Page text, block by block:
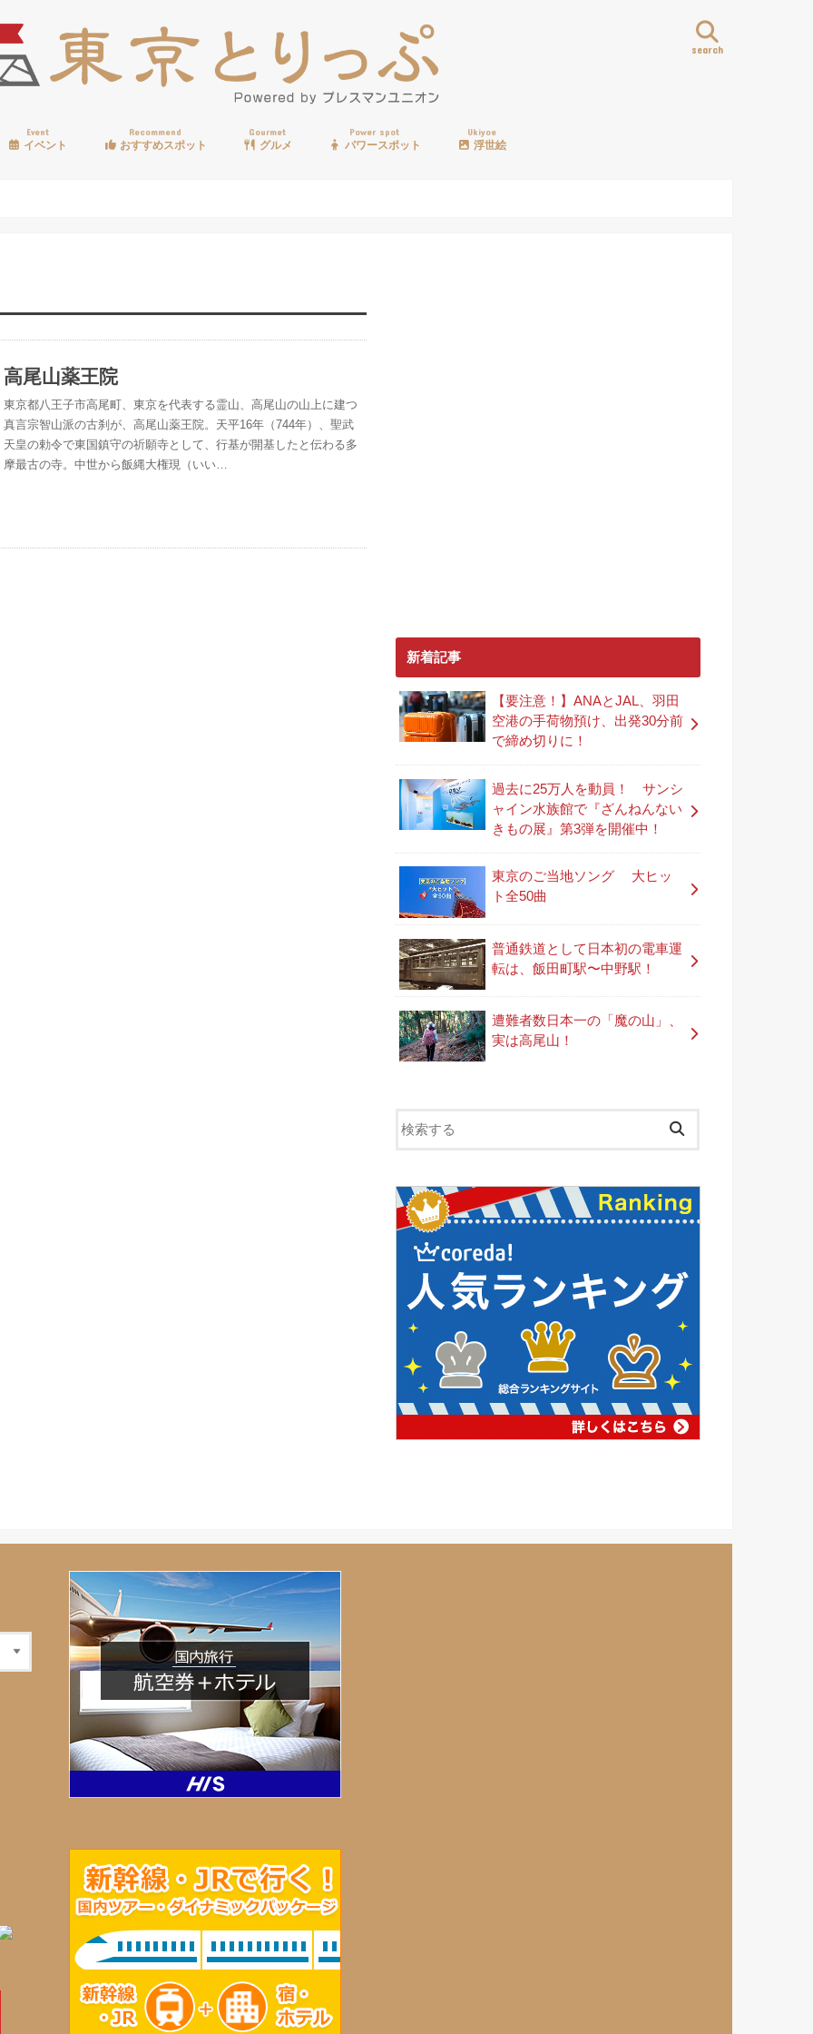
search
Event
イベント
Recommend
おすすめスポット
Gourmet
グルメ
Power spot
パワースポット
Ukiyoe
浮世絵
高尾山薬王院
東京都八王子市高尾町、東京を代表する霊山、高尾山の山上に建つ
真言宗智山派の古刹が、高尾山薬王院。天平16年（744年）、聖武
天皇の勅令で東国鎮守の祈願寺として、行基が開基したと伝わる多
摩最古の寺。中世から飯縄大権現（いい…
新着記事
【要注意！】ANAとJAL、羽田
空港の手荷物預け、出発30分前
で締め切りに！
過去に25万人を動員！ サンシ
ャイン水族館で『ざんねんない
きもの展』第3弾を開催中！
東京のご当地ソング 大ヒッ
ト全50曲
普通鉄道として日本初の電車運
転は、飯田町駅〜中野駅！
遭難者数日本一の「魔の山」、
実は高尾山！